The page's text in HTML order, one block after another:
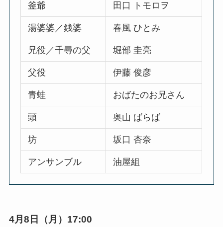
釜爺 田口 トモロヲ
湯婆婆／銭婆 春風 ひとみ
兄役／千尋の父 堀部 圭亮
父役 伊藤 俊彦
青蛙 おばたのお兄さん
頭 奥山 ばらば
坊 坂口 杏奈
アンサンブル 油屋組
4月8日（月）17:00